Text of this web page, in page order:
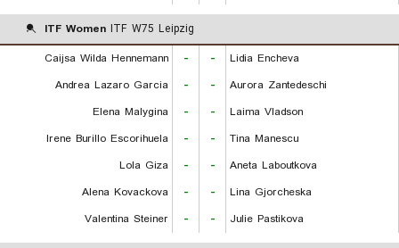
ITF Women ITF W75 Leipzig
Caijsa Wilda Hennemann
- -
Lidia Encheva
Andrea Lazaro Garcia
- -
Aurora Zantedeschi
Elena Malygina
- -
Laima Vladson
Irene Burillo Escorihuela
- -
Tina Manescu
Lola Giza
- -
Aneta Laboutkova
Alena Kovackova
- -
Lina Gjorcheska
Valentina Steiner
- - Julie Pastikova